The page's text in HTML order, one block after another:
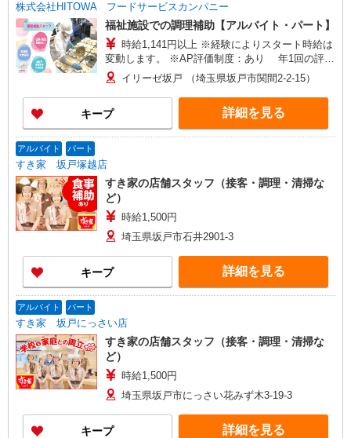
株式会社HITOWA フードサービスカンパニー
福祉施設での調理補助【アルバイト・パート】
時給1,141円以上 ※経験によりスタート時給は
変動します。 ※AP評価制度：あり 年1回の評価
により時給を見直します。 ※アルバイト賞与（寸
志）：あり 年2回。勤続年数により金額UP。
イリーゼ坂戸 （埼玉県坂戸市関間2-2-15）
キープ 詳細を見る
アルバイト パート
すき家 坂戸塚越店
すき家の店舗スタッフ（接客・調理・清掃な
ど）
時給1,500円
埼玉県坂戸市石井2901-3
キープ 詳細を見る
アルバイト パート
すき家 坂戸にっさい店
すき家の店舗スタッフ（接客・調理・清掃な
ど）
時給1,500円
埼玉県坂戸市にっさい花みず木3-19-3
キープ 詳細を見る